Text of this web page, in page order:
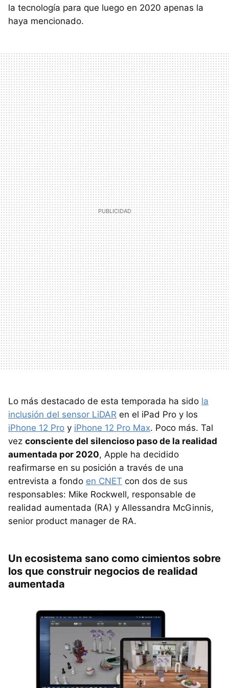
la tecnología para que luego en 2020 apenas la
haya mencionado.
Lo más destacado de esta temporada ha sido la
inclusión del sensor LiDAR en el iPad Pro y los
iPhone 12 Pro y iPhone 12 Pro Max. Poco más. Tal
vez consciente del silencioso paso de la realidad
aumentada por 2020, Apple ha decidido
reafirmarse en su posición a través de una
entrevista a fondo en CNET con dos de sus
responsables: Mike Rockwell, responsable de
realidad aumentada (RA) y Allessandra McGinnis,
senior product manager de RA.
Un ecosistema sano como cimientos sobre
los que construir negocios de realidad
aumentada